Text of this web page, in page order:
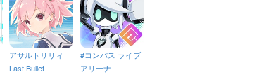
アサルトリリィ
Last Bullet
#コンパス ライブ
アリーナ